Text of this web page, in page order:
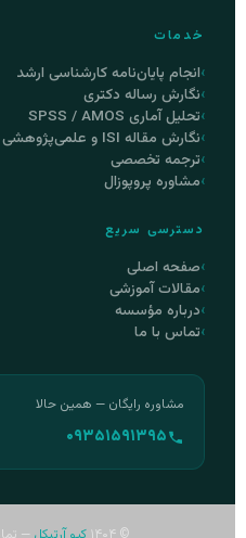
خدمات
انجام پایان‌نامه کارشناسی ارشد
نگارش رساله دکتری
تحلیل آماری SPSS / AMOS
نگارش مقاله ISI و علمی‌پژوهشی
ترجمه تخصصی
مشاوره پروپوزال
دسترسی سریع
صفحه اصلی
مقالات آموزشی
درباره مؤسسه
تماس با ما
مشاوره رایگان — همین حالا
۰۹۳۵۱۵۹۱۳۹۵